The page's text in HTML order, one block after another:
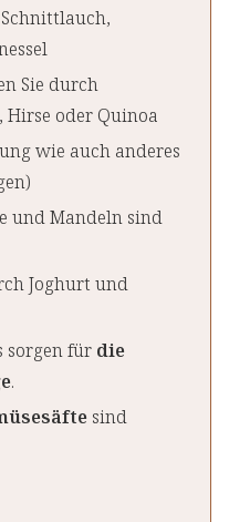
Sie durch
oder Quinoa
wie auch anderes
und Mandeln sind
Joghurt und
sorgen für die
.
sind